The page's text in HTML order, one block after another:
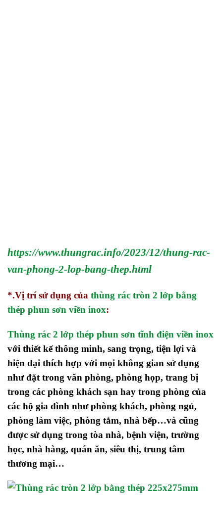
https://www.thungrac.info/2023/12/thung-rac-
van-phong-2-lop-bang-thep.html
*.Vị trí sử dụng của thùng rác tròn 2 lớp bằng
thép phun sơn viền inox:
Thùng rác 2 lớp thép phun sơn tĩnh điện viền inox
với thiết kế thông minh, sang trọng, tiện lợi và
hiện đại thích hợp với mọi không gian sử dụng
như đặt trong văn phòng, phòng họp, trang bị
trong các phòng khách sạn hay trong phòng của
các hộ gia đình như phòng khách, phòng ngủ,
phòng làm việc, phòng tắm, nhà bếp…và cũng
được sử dụng trong tòa nhà, bệnh viện, trường
học, nhà hàng, quán ăn, siêu thị, trung tâm
thương mại…